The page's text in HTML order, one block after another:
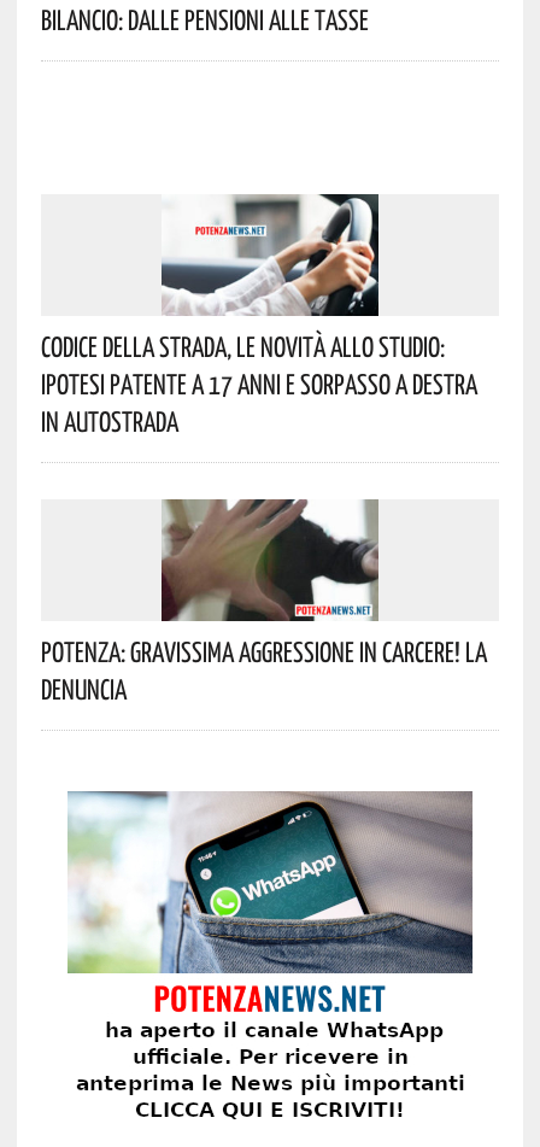
Bilancio: Dalle Pensioni Alle Tasse
Codice Della Strada, Le Novità Allo Studio:
Ipotesi Patente A 17 Anni E Sorpasso A Destra
In Autostrada
Potenza: Gravissima Aggressione In Carcere! La
Denuncia